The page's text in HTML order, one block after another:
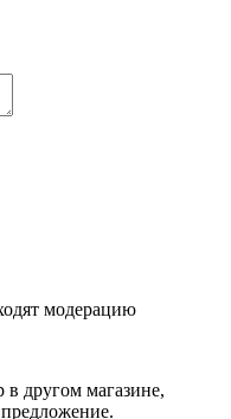
модерацию
в другом магазине,